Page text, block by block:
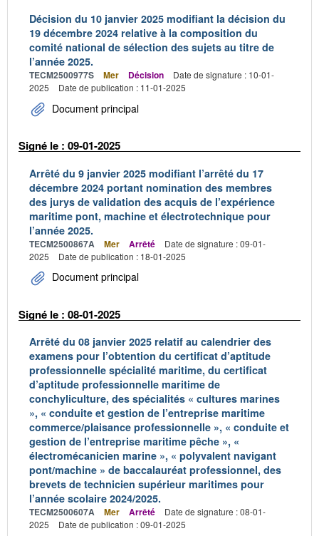
Décision du 10 janvier 2025 modifiant la décision du
19 décembre 2024 relative à la composition du
comité national de sélection des sujets au titre de
l’année 2025.
TECM2500977S Mer Décision
Date de signature : 10-01-
2025
Date de publication : 11-01-2025
Document principal
Signé le : 09-01-2025
Arrêté du 9 janvier 2025 modifiant l’arrêté du 17
décembre 2024 portant nomination des membres
des jurys de validation des acquis de l’expérience
maritime pont, machine et électrotechnique pour
l’année 2025.
TECM2500867A Mer Arrêté
Date de signature : 09-01-
2025
Date de publication : 18-01-2025
Document principal
Signé le : 08-01-2025
Arrêté du 08 janvier 2025 relatif au calendrier des
examens pour l’obtention du certificat d’aptitude
professionnelle spécialité maritime, du certificat
d’aptitude professionnelle maritime de
conchyliculture, des spécialités « cultures marines
», « conduite et gestion de l’entreprise maritime
commerce/plaisance professionnelle », « conduite et
gestion de l’entreprise maritime pêche », «
électromécanicien marine », « polyvalent navigant
pont/machine » de baccalauréat professionnel, des
brevets de technicien supérieur maritimes pour
l’année scolaire 2024/2025.
TECM2500607A Mer Arrêté
Date de signature : 08-01-
2025
Date de publication : 09-01-2025